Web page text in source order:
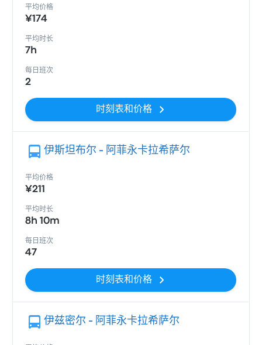
平均价格
¥174
平均时长
7h
每日班次
2
时刻表和价格
伊斯坦布尔 - 阿菲永卡拉希萨尔
平均价格
¥211
平均时长
8h 10m
每日班次
47
时刻表和价格
伊兹密尔 - 阿菲永卡拉希萨尔